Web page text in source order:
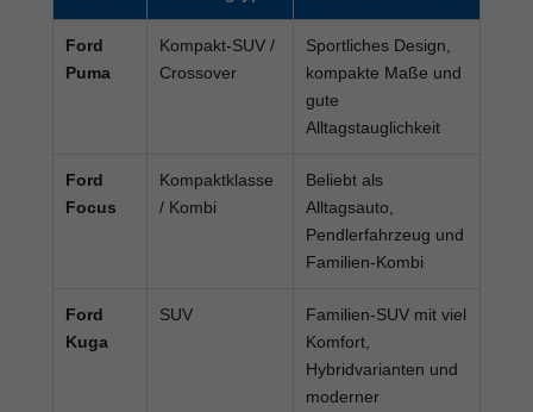
Ford
Puma
Kompakt-SUV /
Crossover
Sportliches Design,
kompakte Maße und
gute
Alltagstauglichkeit
Ford
Focus
Kompaktklasse
/ Kombi
Beliebt als
Alltagsauto,
Pendlerfahrzeug und
Familien-Kombi
Ford
Kuga
SUV
Familien-SUV mit viel
Komfort,
Hybridvarianten und
moderner